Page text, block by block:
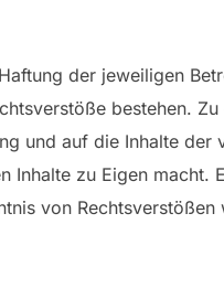
der jeweiligen
bestehen.
und auf die Inhalte der
Inhalte zu Eigen macht.
von